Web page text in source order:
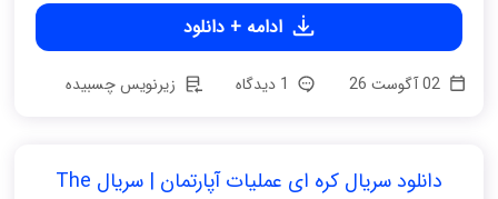
ادامه + دانلود
02 آگوست 26 زیرنویس چسبیده
دانلود سریال کره ای عملیات آپارتمان | سریال The